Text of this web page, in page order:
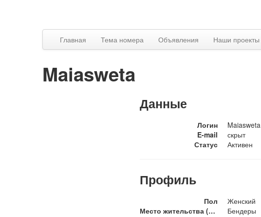
Главная Тема номера Объявления Наши проекты
Maiasweta
Данные
Логин
Maiasweta
E-mail
скрыт
Статус
Активен
Профиль
Пол
Женский
Место жительства (населённый пункт)
Бендеры